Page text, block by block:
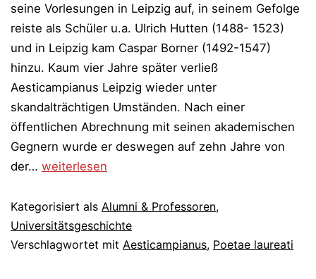
seine Vorlesungen in Leipzig auf, in seinem Gefolge
reiste als Schüler u.a. Ulrich Hutten (1488- 1523)
und in Leipzig kam Caspar Borner (1492-1547)
hinzu. Kaum vier Jahre später verließ
Aesticampianus Leipzig wieder unter
skandalträchtigen Umständen. Nach einer
öffentlichen Abrechnung mit seinen akademischen
Gegnern wurde er deswegen auf zehn Jahre von
der… Skandal
1507
um
Aesticampianus…
weiterlesen
Kategorisiert als Alumni & Professoren,
Universitätsgeschichte
Verschlagwortet mit Aesticampianus, Poetae laureati